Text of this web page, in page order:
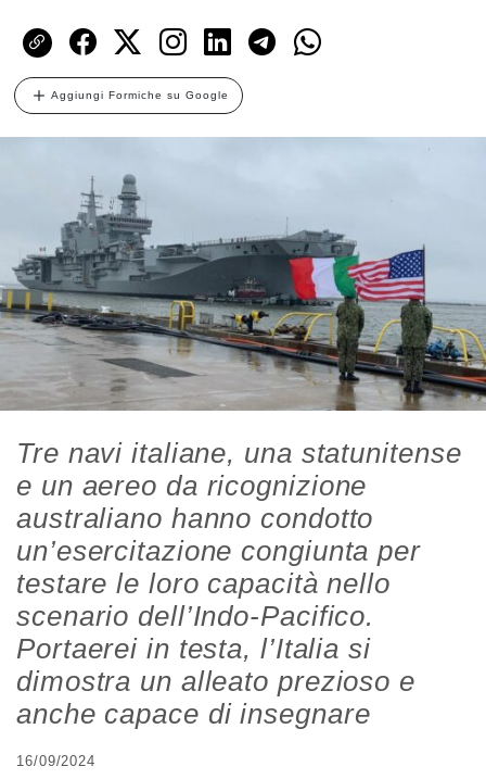
Aggiungi Formiche su Google
Tre navi italiane, una statunitense
e un aereo da ricognizione
australiano hanno condotto
un’esercitazione congiunta per
testare le loro capacità nello
scenario dell’Indo-Pacifico.
Portaerei in testa, l’Italia si
dimostra un alleato prezioso e
anche capace di insegnare
16/09/2024